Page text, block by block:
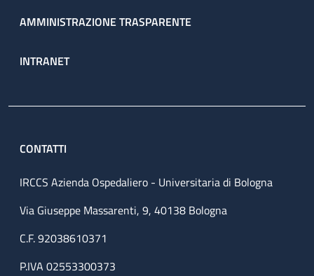
AMMINISTRAZIONE TRASPARENTE
INTRANET
CONTATTI
IRCCS Azienda Ospedaliero - Universitaria di Bologna
Via Giuseppe Massarenti, 9, 40138 Bologna
C.F. 92038610371
P.IVA 02553300373